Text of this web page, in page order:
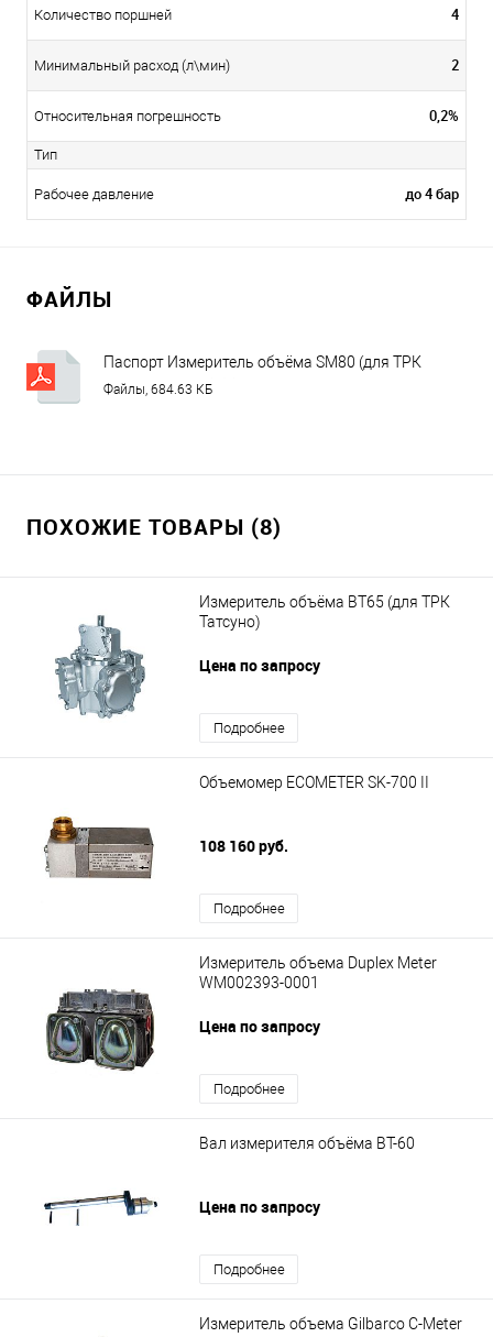
Количество поршней 4
Минимальный расход (л\мин) 2
Относительная погрешность 0,2%
Тип
Рабочее давление до 4 бар
ФАЙЛЫ
Паспорт Измеритель объёма SM80 (для ТРК
Tokheim, Китай) (1)
Файлы, 684.63 КБ
ПОХОЖИЕ ТОВАРЫ (8)
Измеритель объёма ВТ65 (для ТРК
Татсуно)
Цена по запросу
Подробнее
Объемомер ECOMETER SK-700 II
108 160 руб.
Подробнее
Измеритель объема Duplex Meter
WM002393-0001
Цена по запросу
Подробнее
Вал измерителя объёма BT-60
Цена по запросу
Подробнее
Измеритель объема Gilbarco C-Meter